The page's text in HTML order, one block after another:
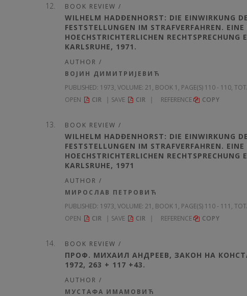
BOOK REVIEW /
WILHELM HADĐENHORST: DIE EINWIRKUNG
FESTSTELLUNGEN IM STRAFVERFAHREN.
HOECHSTRICHTERLICHEN
KARLSRUHE, 1971.
AUTHOR /
ВОЈИН ДИМИТРИЈЕВИЋ
PUBLISHED: 1973, VOLUME: 21 , BOOK 1, PAGE(S) 110 - 110,
OPEN
CIR SAVE CIR REFERENCE COPY
BOOK REVIEW /
WILHELM HADĐENHORST: DIE EINWIRKUNG
FESTSTELLUNGEN IM STRAFVERFAHREN.
HOECHSTRICHTERLICHEN
KARLSRUHE, 1971
AUTHOR /
МИРОСЛАВ ПЕТРОВИЋ
PUBLISHED: 1973, VOLUME: 21 , BOOK 1, PAGE(S) 110 - 111,
OPEN
CIR SAVE CIR REFERENCE COPY
BOOK REVIEW /
ПРОФ. МИХАИЛ АНДРЕЕВ, ЗАКОН НА
1972, 263 + 117 +43.
AUTHOR /
МУСТАФА ИМАМОВИЋ